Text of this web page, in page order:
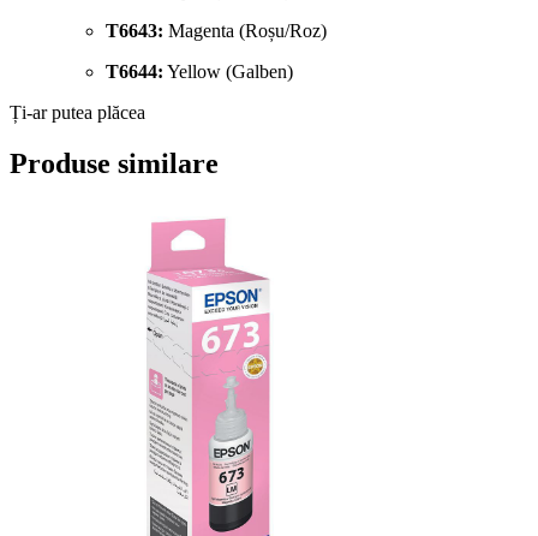
T6643: Magenta (Roșu/Roz)
T6644: Yellow (Galben)
Ți-ar putea plăcea
Produse similare